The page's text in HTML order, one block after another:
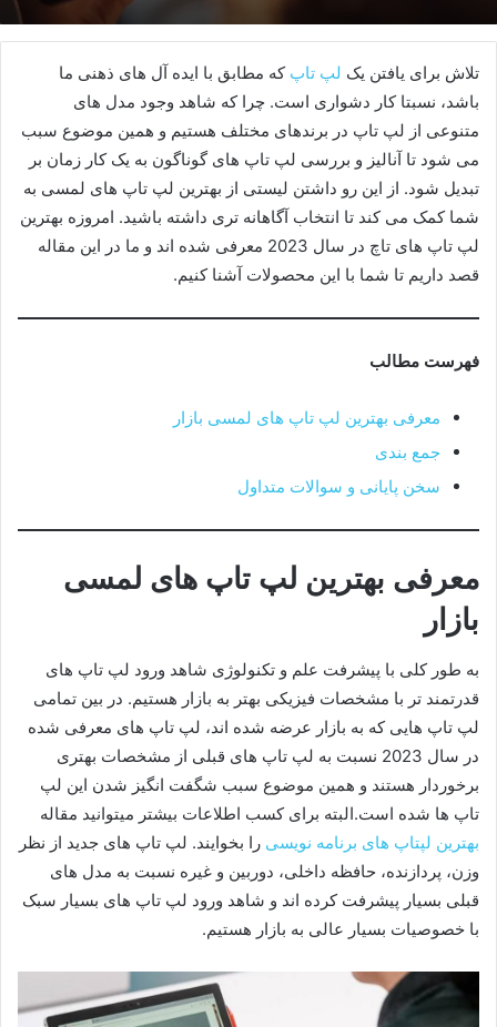
تلاش برای یافتن یک لپ تاپ که مطابق با ایده‌ آل‌ های ذهنی ما
باشد، نسبتا کار دشواری است. چرا که شاهد وجود مدل های
متنوعی از لپ تاپ در برندهای مختلف هستیم و همین موضوع سبب
می شود تا آنالیز و بررسی لپ تاپ های گوناگون به یک کار زمان ‌بر
تبدیل شود. از این رو داشتن لیستی از بهترین لپ تاپ های لمسی به
شما کمک می کند تا انتخاب آگاهانه تری داشته باشید. امروزه بهترین
لپ تاپ های تاچ در سال 2023 معرفی شده اند و ما در این مقاله
قصد داریم تا شما با این محصولات آشنا کنیم.
فهرست مطالب
معرفی بهترین لپ تاپ های لمسی بازار
جمع بندی
سخن پایانی و سوالات متداول
معرفی بهترین لپ تاپ های لمسی
بازار
به طور کلی با پیشرفت علم و تکنولوژی شاهد ورود لپ تاپ های
قدرتمند تر با مشخصات فیزیکی بهتر به بازار هستیم. در بین تمامی
لپ تاپ هایی که به بازار عرضه شده اند، لپ تاپ های معرفی شده
در سال 2023 نسبت به لپ تاپ های قبلی از مشخصات بهتری
برخوردار هستند و همین موضوع سبب شگفت انگیز شدن این لپ
تاپ ها شده است.البته برای کسب اطلاعات بیشتر میتوانید مقاله
بهترین لپتاپ های برنامه نویسی را بخوایند. لپ تاپ های جدید از نظر
وزن، پردازنده، حافظه داخلی، دوربین و غیره نسبت به مدل های
قبلی بسیار پیشرفت کرده اند و شاهد ورود لپ تاپ های بسیار سبک
با خصوصیات بسیار عالی به بازار هستیم.